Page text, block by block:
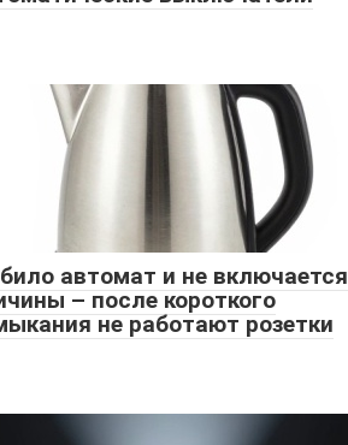
автомат и не включается
– после короткого
не работают розетки